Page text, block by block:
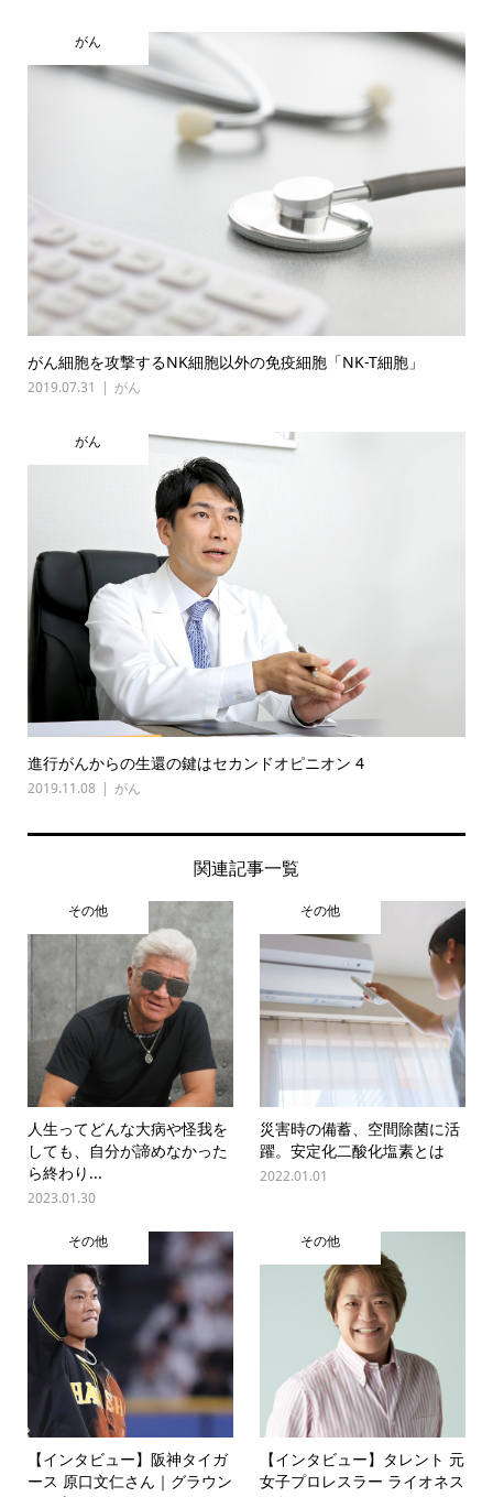
がん
がん細胞を攻撃するNK細胞以外の免疫細胞「NK-T細胞」
2019.07.31 がん
がん
進行がんからの生還の鍵はセカンドオピニオン 4
2019.11.08 がん
関連記事一覧
その他
人生ってどんな大病や怪我を
しても、自分が諦めなかった
ら終わり...
2023.01.30
その他
災害時の備蓄、空間除菌に活
躍。安定化二酸化塩素とは
2022.01.01
その他
【インタビュー】阪神タイガ
ース 原口文仁さん｜グラウン
その他
【インタビュー】タレント 元
女子プロレスラー ライオネス